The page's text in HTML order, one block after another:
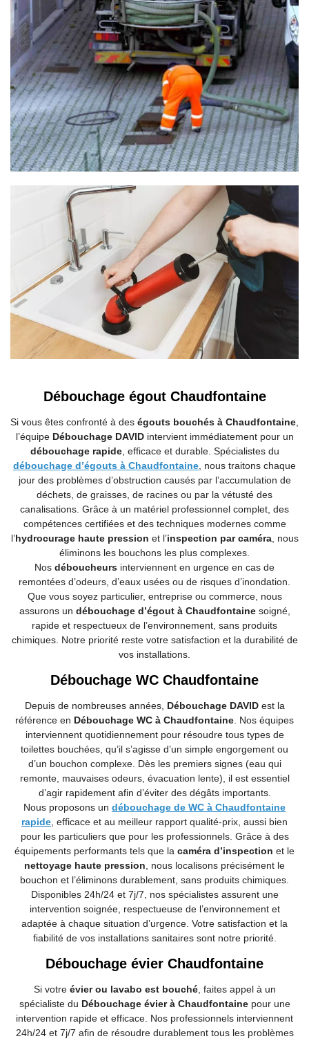
Débouchage égout Chaudfontaine
Si vous êtes confronté à des égouts bouchés à Chaudfontaine
l’équipeDébouchage DAVIDintervient immédiatement pour un
débouchage rapide, efficace et durable. Spécialistes du
débouchage d’égouts à Chaudfontaine , nous traitons chaque
jour des problèmes d’obstruction causés par l’accumulation de
déchets, de graisses, de racines ou par la vétusté des
canalisations. Grâce à un matériel professionnel complet, des
compétences certifiées et des techniques modernes comme
l’hydrocurage haute pression et l’inspection par caméra, nous
éliminons les bouchons les plus complexes.
Nos déboucheurs interviennent en urgence en cas de
remontées d’odeurs, d’eaux usées ou de risques d’inondation.
Que vous soyez particulier, entreprise ou commerce, nous
assurons un débouchage d’égout à Chaudfontainesoigné,
rapide et respectueux de l’environnement, sans produits
chimiques. Notre priorité reste votre satisfaction et la durabilité de
vos installations.
Débouchage WC Chaudfontaine
Depuis de nombreuses années, Débouchage DAVIDest la
référence en Débouchage WC à Chaudfontaine . Nos équipes
interviennent quotidiennement pour résoudre tous types de
toilettes bouchées, qu’il s’agisse d’un simple engorgement ou
d’un bouchon complexe. Dès les premiers signes (eau qui
remonte, mauvaises odeurs, évacuation lente), il est essentiel
d’agir rapidement afin d’éviter des dégâts importants.
Nous proposons un débouchage de WC à Chaudfontaine
rapide , efficace et au meilleur rapport qualité-prix, aussi bien
pour les particuliers que pour les professionnels. Grâce à des
équipements performants tels que la caméra d’inspection et le
nettoyage haute pression , nous localisons précisément le
bouchon et l’éliminons durablement, sans produits chimiques.
Disponibles 24h/24 et 7j/7, nos spécialistes assurent une
intervention soignée, respectueuse de l’environnement et
adaptée à chaque situation d’urgence. Votre satisfaction et la
fiabilité de vos installations sanitaires sont notre priorité.
Débouchage évier Chaudfontaine
Si votre évier ou lavabo est bouché, faites appel à un
spécialiste du Débouchage évier à Chaudfontainepour une
intervention rapide et efficace. Nos professionnels interviennent
24h/24 et 7j/7 afin de résoudre durablement tous les problèmes